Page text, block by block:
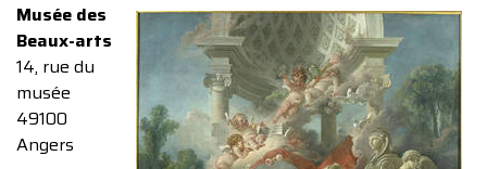
Musée des
Beaux-arts
14, rue du
musée
49100
Angers